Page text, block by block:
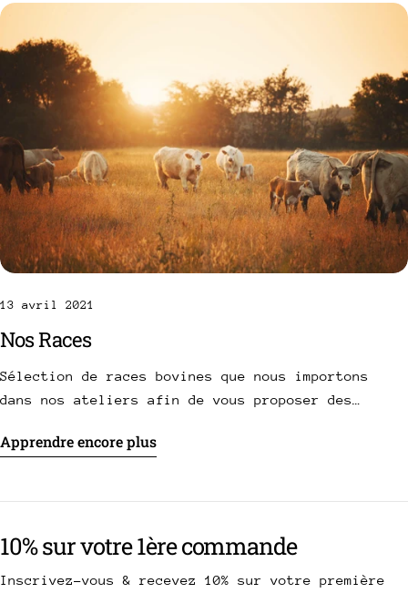
particuliers bénéficient du même niveau
d'excellence. Pour en savoir plus sur nos
produits et services, n'hésitez pas à visiter
notre site www.laboucherie.be.
13 avril 2021
Nos Races
Sélection de races bovines que nous importons
dans nos ateliers afin de vous proposer des
Apprendre encore plus
10% sur votre 1ère commande
Inscrivez-vous & recevez 10% sur votre première